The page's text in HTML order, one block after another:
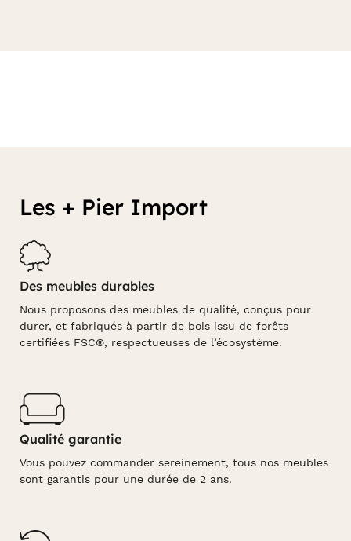
Les + Pier Import
Des meubles durables
Nous proposons des meubles de qualité, conçus pour
durer, et fabriqués à partir de bois issu de forêts
certifiées FSC®, respectueuses de l’écosystème.
Qualité garantie
Vous pouvez commander sereinement, tous nos meubles
sont garantis pour une durée de 2 ans.